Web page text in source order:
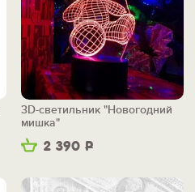
2 390 Р
3D-светильник "Новогодний
мишка"